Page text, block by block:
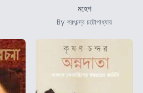
মহেশ
By শরৎচন্দ্র চট্টোপাধ্যায়